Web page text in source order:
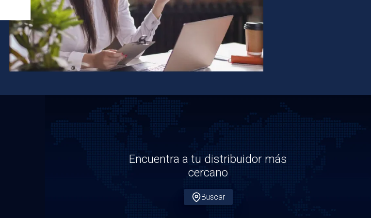
Encuentra a tu distribuidor más
cercano
Buscar